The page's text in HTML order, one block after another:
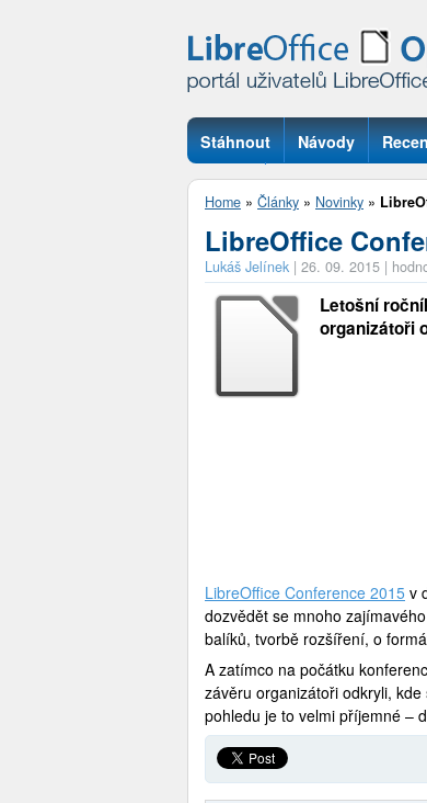
Stáhnout Návody
Otázky
Home » Články » Novinky »
LibreOffice
Lukáš Jelínek | 26. 09. 2015 |
Letošní
organizátoři
LibreOffice Conference 2015 v
dozvědět se mnoho
balíků, tvorbě rozšíření, o
A zatímco na počátku
závěru organizátoři odkryli,
pohledu je to velmi příjemné –